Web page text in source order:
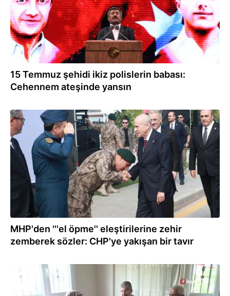
15 Temmuz şehidi ikiz polislerin babası:
Cehennem ateşinde yansın
16.07.2024
MHP'den '''el öpme'' eleştirilerine zehir
zemberek sözler: CHP'ye yakışan bir tavır
15.07.2024